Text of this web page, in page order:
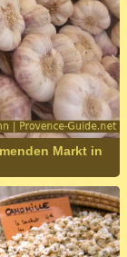
Markt in